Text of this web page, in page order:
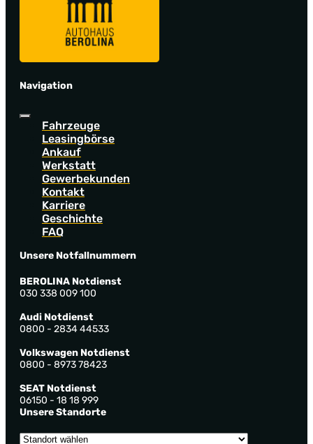
Navigation
Fahrzeuge
Leasingbörse
Ankauf
Werkstatt
Gewerbekunden
Kontakt
Karriere
Geschichte
FAQ
Unsere Notfallnummern
BEROLINA Notdienst
030 338 009 100
Audi Notdienst
0800 - 2834 44533
Volkswagen Notdienst
0800 - 8973 78423
SEAT Notdienst
06150 - 18 18 999
Unsere Standorte